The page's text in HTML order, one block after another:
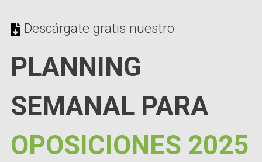
Descárgate gratis nuestro
PLANNING
SEMANAL PARA
OPOSICIONES 2025